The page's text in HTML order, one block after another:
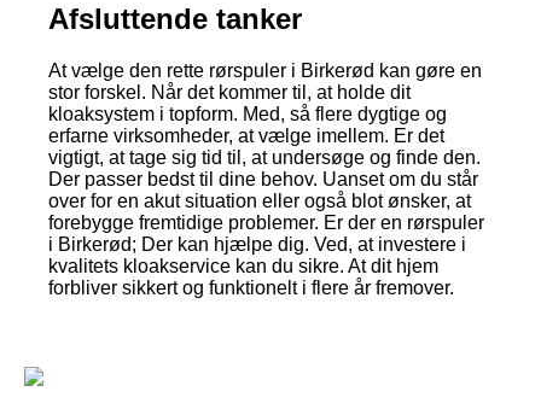
Afsluttende tanker
At vælge den rette rørspuler i Birkerød kan gøre en
stor forskel. Når det kommer til, at holde dit
kloaksystem i topform. Med, så flere dygtige og
erfarne virksomheder, at vælge imellem. Er det
vigtigt, at tage sig tid til, at undersøge og finde den.
Der passer bedst til dine behov. Uanset om du står
over for en akut situation eller også blot ønsker, at
forebygge fremtidige problemer. Er der en rørspuler
i Birkerød; Der kan hjælpe dig. Ved, at investere i
kvalitets kloakservice kan du sikre. At dit hjem
forbliver sikkert og funktionelt i flere år fremover.